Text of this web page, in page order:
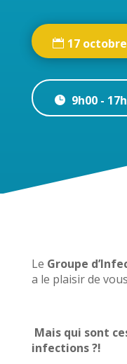
17
9h00 -
Le Groupe
a le plaisir de
Mais qui sont
infections ?!